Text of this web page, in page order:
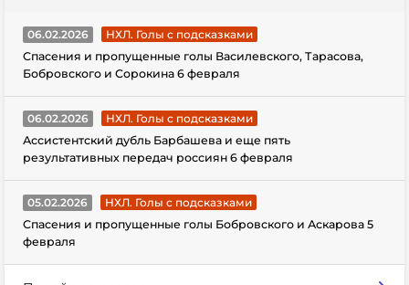
06.02.2026
НХЛ. Голы с подсказками
Спасения и пропущенные голы Василевского, Тарасова,
Бобровского и Сорокина 6 февраля
06.02.2026
НХЛ. Голы с подсказками
Ассистентский дубль Барбашева и еще пять
результативных передач россиян 6 февраля
05.02.2026
НХЛ. Голы с подсказками
Спасения и пропущенные голы Бобровского и Аскарова 5
февраля